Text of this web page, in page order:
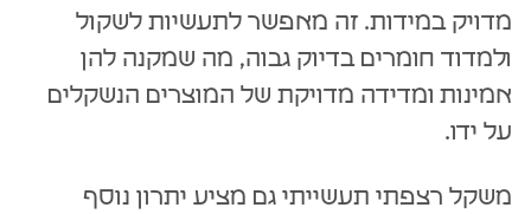
מדויק במידות. זה מאפשר לתעשיות לשקול
ולמדוד חומרים בדיוק גבוה, מה שמקנה להן
אמינות ומדידה מדויקת של המוצרים הנשקלים
על ידו.
משקל רצפתי תעשייתי גם מציע יתרון נוסף